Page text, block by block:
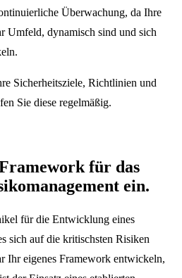
Überwachung, da Ihre
Umfeld, dynamisch sind und sich
Sicherheitsziele, Richtlinien und
Sie diese regelmäßig.
für das
ein.
für die Entwicklung eines
sich auf die kritischsten Risiken
Ihr eigenes Framework entwickeln,